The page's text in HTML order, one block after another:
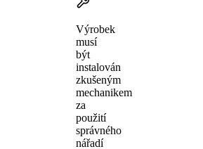
Výrobek
musí
být
instalován
zkušeným
mechanikem
za
použití
správného
nářadí